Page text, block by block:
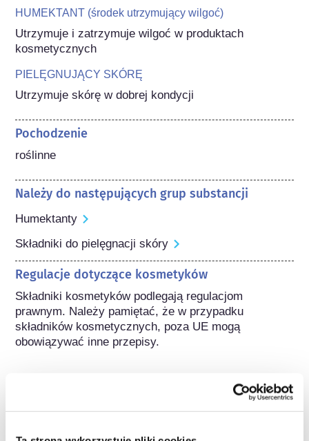
HUMEKTANT (środek utrzymujący wilgoć)
Utrzymuje i zatrzymuje wilgoć w produktach
kosmetycznych
PIELĘGNUJĄCY SKÓRĘ
Utrzymuje skórę w dobrej kondycji
Pochodzenie
roślinne
Należy do następujących grup substancji
Humektanty
Składniki do pielęgnacji skóry
Regulacje dotyczące kosmetyków
Składniki kosmetyków podlegają regulacjom
prawnym. Należy pamiętać, że w przypadku
składników kosmetycznych, poza UE mogą
obowiązywać inne przepisy.
Poznaj swoje kosmetyki